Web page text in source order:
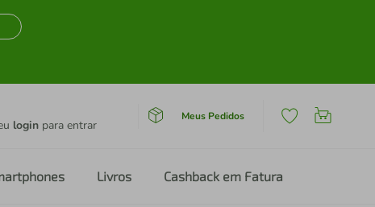
login para entrar
Meus Pedidos
Livros Cashback em Fatura